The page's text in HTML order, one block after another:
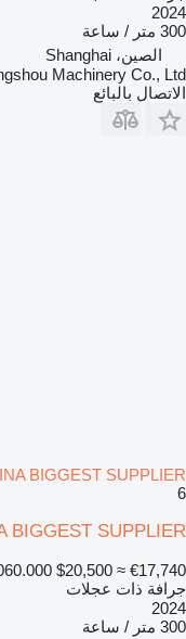
2024
300 متر / ساعة
الصين، Shanghai
Machinery Co., Ltd
الاتصال بالبائع
BIGGEST SUPPLIER
6
BIGGEST SUPPLIER
$20,500 ≈ €17,740
جرافة ذات عجلات
2024
300 متر / ساعة